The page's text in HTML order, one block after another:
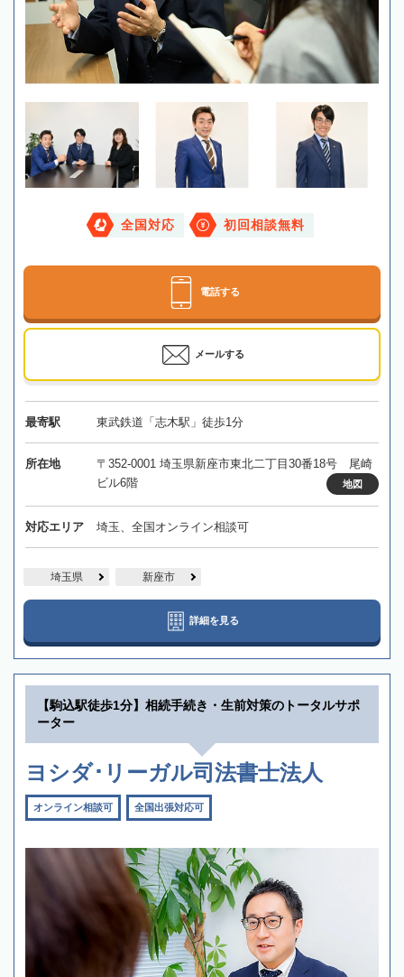
全国対応 初回相談無料
電話する
メールする
最寄駅 東武鉄道「志木駅」徒歩1分
所在地
〒352-0001 埼玉県新座市東北二丁目30番18号 尾崎
ビル6階
地図
対応エリア 埼玉、全国オンライン相談可
埼玉県 新座市
詳細を見る
【駒込駅徒歩1分】相続手続き・生前対策のトータルサポ
ーター
ヨシダ･リーガル司法書士法人
オンライン相談可 全国出張対応可